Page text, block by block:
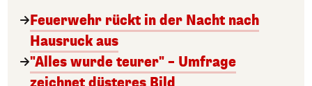
Feuerwehr rückt in der Nacht nach
Hausruck aus
"Alles wurde teurer" – Umfrage